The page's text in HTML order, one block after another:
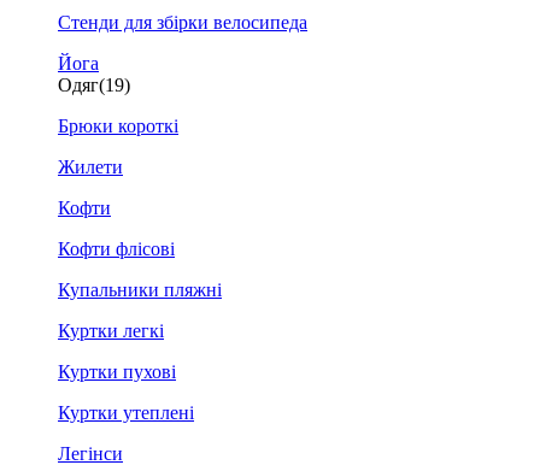
Стенди для збірки велосипеда
Йога
Одяг(19)
Брюки короткі
Жилети
Кофти
Кофти флісові
Купальники пляжні
Куртки легкі
Куртки пухові
Куртки утеплені
Легінси